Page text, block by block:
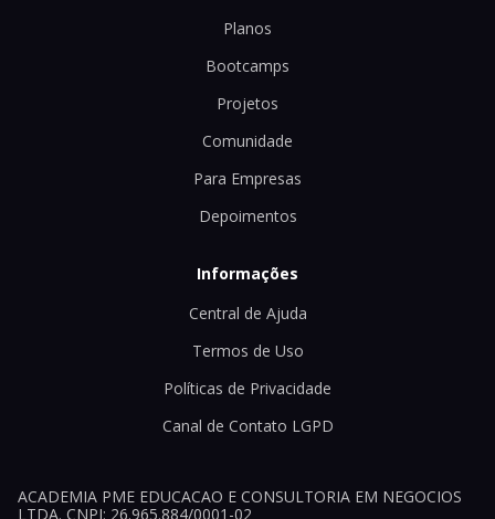
Planos
Bootcamps
Projetos
Comunidade
Para Empresas
Depoimentos
Informações
Central de Ajuda
Termos de Uso
Políticas de Privacidade
Canal de Contato LGPD
ACADEMIA PME EDUCACAO E CONSULTORIA EM NEGOCIOS
LTDA. CNPJ: 26.965.884/0001-02